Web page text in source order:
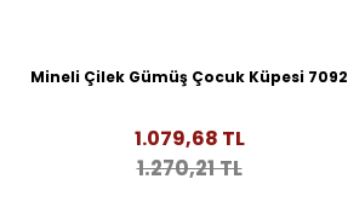
Mineli Çilek Gümüş Çocuk Küpesi 7092
1.079,68 TL
1.270,21 TL